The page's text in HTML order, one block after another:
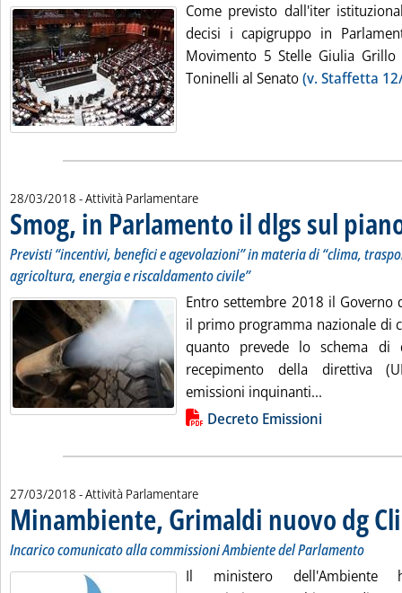
Come previsto dall'iter
decisi i capigruppo in
Movimento 5 Stelle Giulia
Toninelli al Senato(v. Staffetta
28/03/2018 - Attività Parlamentare
Smog, in Parlamento il dlgs sul
Previsti “incentivi, benefici e agevolazioni” in materia di “clima,
agricoltura, energia e riscaldamento civile”
Entro settembre 2018 il Governo
il primo programma nazionale di
quanto prevede lo schema di
recepimento della direttiva
emissioni inquinanti...
Lista allegati PDF alla notiziaDecreto Emissioni
27/03/2018 - Attività Parlamentare
Minambiente, Grimaldi nuovo dg
Incarico comunicato alla commissioni Ambiente del Parlamento
Il ministero dell'Ambiente